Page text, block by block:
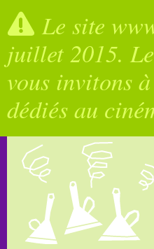
Le site
juillet 2015.
vous invitons
dédiés au